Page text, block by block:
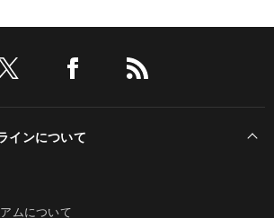
インについて
ムについて